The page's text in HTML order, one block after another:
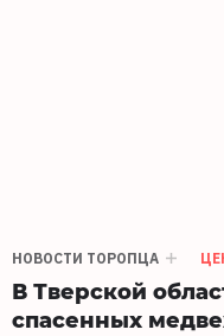
НОВОСТИ ТОРОПЦА
В Тверской
спасенных